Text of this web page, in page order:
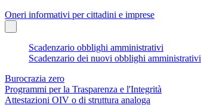
Oneri informativi per cittadini e imprese
Scadenzario obblighi amministrativi
Scadenzario dei nuovi obblighi amministrativi
Burocrazia zero
Programmi per la Trasparenza e l'Integrità
Attestazioni OIV o di struttura analoga